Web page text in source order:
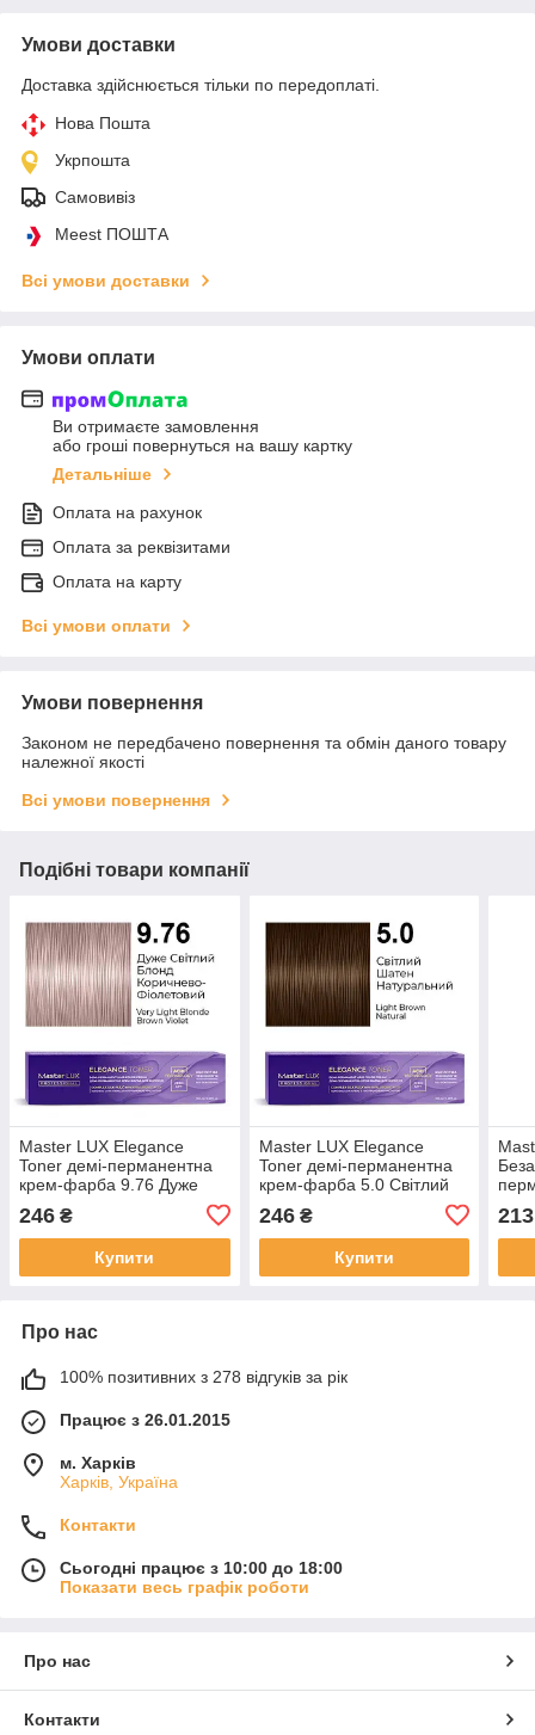
Умови доставки
Доставка здійснюється тільки по передоплаті.
Нова Пошта
Укрпошта
Самовивіз
Meest ПОШТА
Всі умови доставки
Умови оплати
Ви отримаєте замовлення
або гроші повернуться на вашу картку
Детальніше
Оплата на рахунок
Оплата за реквізитами
Оплата на карту
Всі умови оплати
Умови повернення
Законом не передбачено повернення та обмін даного товару
належної якості
Всі умови повернення
Подібні товари компанії
Master LUX Elegance
Toner демі-перманентна
крем-фарба 9.76 Дуже
Свiтлий Блонд Коричнево-
Фiолетовий 100 мл
246 ₴
Купити
Master LUX Elegance
Toner демі-перманентна
крем-фарба 5.0 Свiтлий
Шатен Натуральний 100
мл
246₴
Купити
213
Про нас
100% позитивних з 278 відгуків за рік
Працює з 26.01.2015
м. Харків
Харків, Україна
Контакти
Сьогодні працює з 10:00 до 18:00
Показати весь графік роботи
Про нас
Контакти